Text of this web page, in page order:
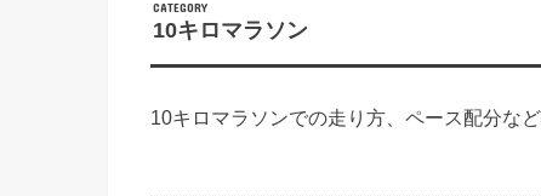
10キロマラソン
10キロマラソンでの走り方、ペース配分な